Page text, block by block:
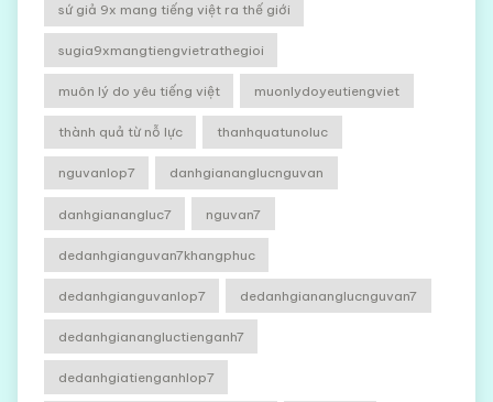
sứ giả 9x mang tiếng việt ra thế giới
sugia9xmangtiengvietrathegioi
muôn lý do yêu tiếng việt muonlydoyeutiengviet
thành quả từ nỗ lực thanhquatunoluc
nguvanlop7 danhgiananglucnguvan
danhgianangluc7 nguvan7
dedanhgianguvan7khangphuc
dedanhgianguvanlop7 dedanhgiananglucnguvan7
dedanhgianangluctienganh7
dedanhgiatienganhlop7